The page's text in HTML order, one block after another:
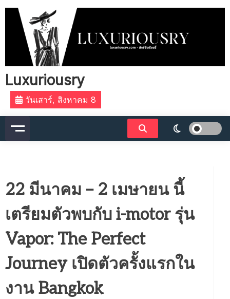
Skip
content
Luxuriousry
วันเสาร์, สิงหาคม 8
22 มีนาคม – 2 เมษายน นี้
เตรียมตัวพบกับ i-motor รุ่น
Vapor: The Perfect
Journey เปิดตัวครั้งแรกใน
งาน Bangkok